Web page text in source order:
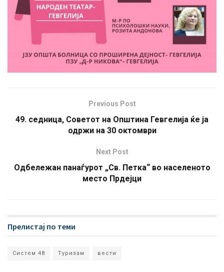
Previous Post
49. седница, Советот на Општина Гевгелија ќе ја
одржи на 30 октомври
Next Post
Одбележан панаѓурот „Св. Петка“ во населеното
место Прдејци
Прелистај по теми
Систем 48 Туризам вести